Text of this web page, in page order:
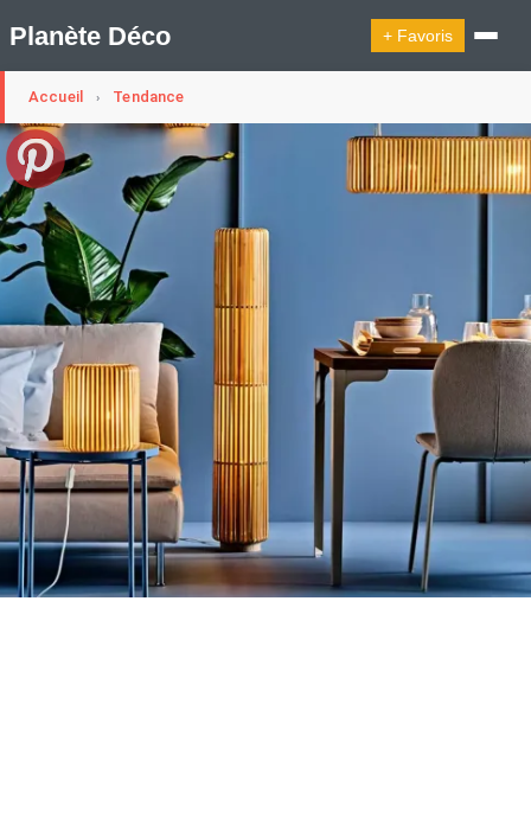
Planète Déco + Favoris
🛍︎ Shop Planète Déco
Appartement Design Belgique
Decoration Noël
Design Suédois En Quelques Photos
Idées Déco En 10 Photos
La Semaine Décoration Et Design
Maison En Ville
Méli-Mélo Suédois
Publi Reportage
Tendance
Interieurs Scandinaves
La Décoration Selon Votre Signe Astrologique
Les Trouvailles Déco Du Jour
Maison Appartement Écologique
Maison Container/container House
Maison Et Appartement Vintage
On Décode La Déco
Petite Surface
Piscine Question De Style
Renovation
Revue De Week End
Tiny House
Accueil › Tendance